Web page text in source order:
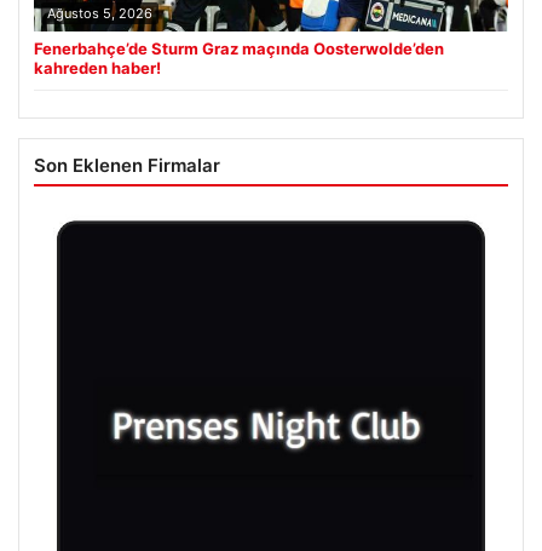
Ağustos 5, 2026
Fenerbahçe’de Sturm Graz maçında Oosterwolde’den
kahreden haber!
Son Eklenen Firmalar